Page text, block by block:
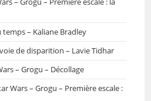
– Kaliane Bradley
de disparition – Lavie Tidhar
– Grogu – Décollage
Wars – Grogu – Première escale :